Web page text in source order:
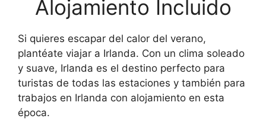
Alojamiento Incluido
Si quieres escapar del calor del verano,
plantéate viajar a Irlanda. Con un clima soleado
y suave, Irlanda es el destino perfecto para
turistas de todas las estaciones y también para
trabajos en Irlanda con alojamiento en esta
época.